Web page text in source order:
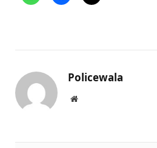
Policewala
Website